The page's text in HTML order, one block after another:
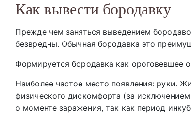
Как вывести бородавку
Прежде чем заняться выведением
безвредны. Обычная бородавка это
Формируется бородавка как ороговевшее
Наиболее частое место появления: руки.
физического дискомфорта (за
о моменте заражения, так как период